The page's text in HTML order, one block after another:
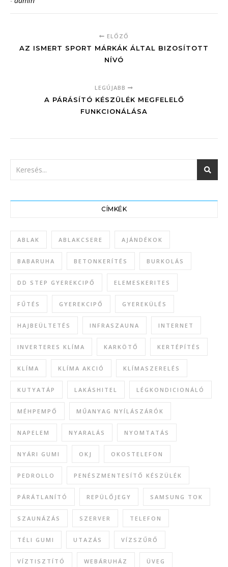
ELŐZŐ
AZ ISMERT SPORT MÁRKÁK ÁLTAL BIZOSÍTOTT
NÍVÓ
LEGÚJABB
A PÁRÁSÍTÓ KÉSZÜLÉK MEGFELELŐ
FUNKCIONÁLÁSA
CÍMKÉK
ABLAK ABLAKCSERE AJÁNDÉKOK
BABARUHA BETONKERÍTÉS BURKOLÁS
DD STEP GYEREKCIPŐ ELEMESKERITES
FŰTÉS GYEREKCIPŐ GYEREKÜLÉS
HAJBEÜLTETÉS INFRASZAUNA INTERNET
INVERTERES KLÍMA KARKÖTŐ KERTÉPÍTÉS
KLÍMA KLÍMA AKCIÓ KLÍMASZERELÉS
KUTYATÁP LAKÁSHITEL LÉGKONDICIONÁLÓ
MÉHPEMPŐ MŰANYAG NYÍLÁSZÁRÓK
NAPELEM NYARALÁS NYOMTATÁS
NYÁRI GUMI OKJ OKOSTELEFON
PEDROLLO PENÉSZMENTESÍTŐ KÉSZÜLÉK
PÁRÁTLANÍTÓ REPÜLŐJEGY SAMSUNG TOK
SZAUNÁZÁS SZERVER TELEFON
TÉLI GUMI UTAZÁS VÍZSZŰRŐ
VÍZTISZTÍTÓ WEBÁRUHÁZ ÜVEG